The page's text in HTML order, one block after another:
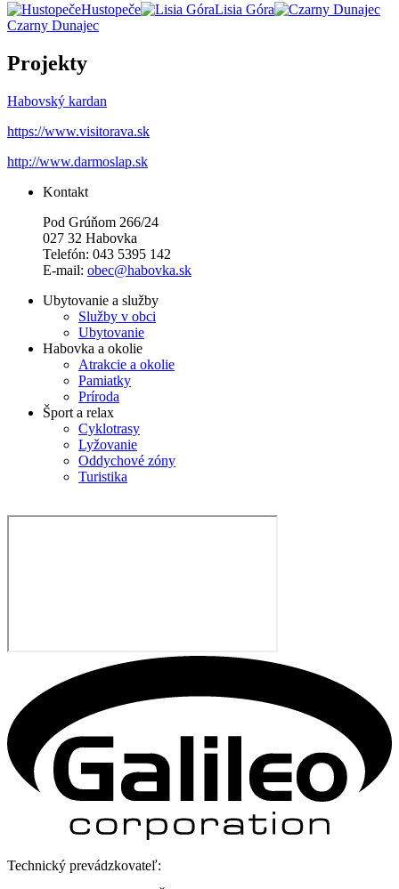
Hustopeče
Lisia Góra
Czarny Dunajec
Projekty
Habovský kardan
https://www.visitorava.sk
http://www.darmoslap.sk
Kontakt
Pod Grúňom 266/24
027 32 Habovka
Telefón: 043 5395 142
E-mail: obec@habovka.sk
Ubytovanie a služby
Služby v obci
Ubytovanie
Habovka a okolie
Atrakcie a okolie
Pamiatky
Príroda
Šport a relax
Cyklotrasy
Lyžovanie
Oddychové zóny
Turistika
Technický prevádzkovateľ: